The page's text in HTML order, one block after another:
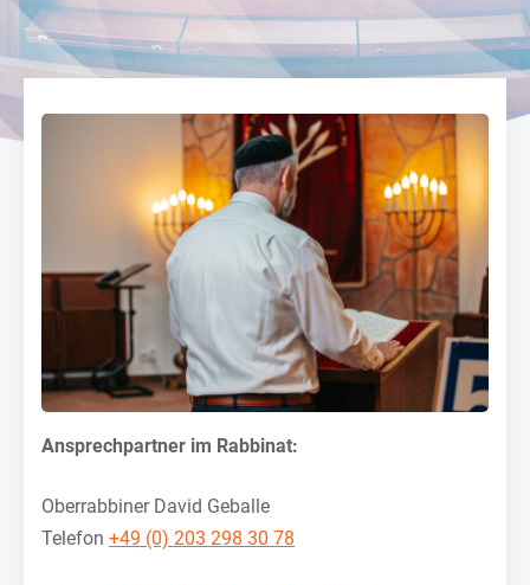
Ansprechpartner im Rabbinat:
Oberrabbiner David Geballe
Telefon +49 (0) 203 298 30 78